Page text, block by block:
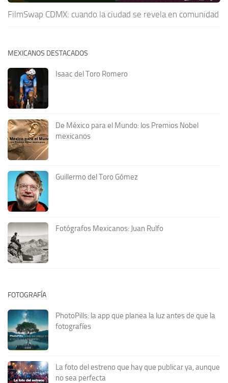
FilmSwap CDMX: cuando la ciudad se revela en comunidad
MEXICANOS DESTACADOS
Isaac del Toro Romero
De México para el Mundo: los Premios Nobel
mexicanos
Guillermo del Toro Gómez
Fotógrafos Mexicanos: Juan Rulfo
FOTOGRAFÍA
PhotoPills: la app que planea la luz antes de que la
fotografíes
La foto del estreno que hay que publicar ya, aunque
no sea perfecta